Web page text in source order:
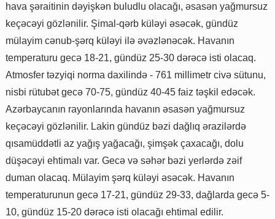
hava şəraitinin dəyişkən buludlu olacağı, əsasən yağmursuz
keçəcəyi gözlənilir. Şimal-qərb küləyi əsəcək, gündüz
mülayim cənub-şərq küləyi ilə əvəzlənəcək. Havanın
temperaturu gecə 18-21, gündüz 25-30 dərəcə isti olacaq.
Atmosfer təzyiqi norma daxilində - 761 millimetr civə sütunu,
nisbi rütubət gecə 70-75, gündüz 40-45 faiz təşkil edəcək.
Azərbaycanın rayonlarında havanın əsasən yağmursuz
keçəcəyi gözlənilir. Lakin gündüz bəzi dağlıq ərazilərdə
qısamüddətli az yağış yağacağı, şimşək çaxacağı, dolu
düşəcəyi ehtimalı var. Gecə və səhər bəzi yerlərdə zəif
duman olacaq. Mülayim şərq küləyi əsəcək. Havanın
temperaturunun gecə 17-21, gündüz 29-33, dağlarda gecə 5-
10, gündüz 15-20 dərəcə isti olacağı ehtimal edilir.